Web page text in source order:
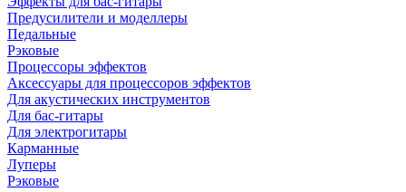
Предусилители и моделлеры
Педальные
Рэковые
Процессоры эффектов
Аксессуары для процессоров эффектов
Для акустических инструментов
Для бас-гитары
Для электрогитары
Карманные
Луперы
Рэковые